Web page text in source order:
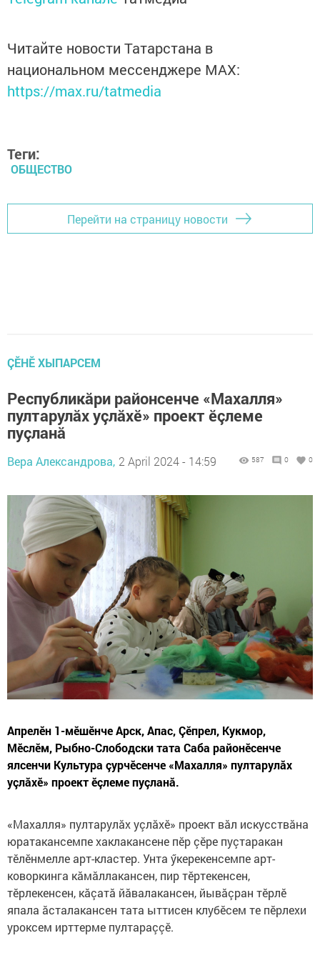
Читайте новости Татарстана в
национальном мессенджере MАХ:
https://max.ru/tatmedia
Теги:
ОБЩЕСТВО
Перейти на страницу новости
ÇӖНӖ ХЫПАРСЕМ
Республикăри районсенче «Махалля»
пултарулăх уçлăхӗ» проект ӗçлеме
пуçланă
Вера Александрова, 2 April 2024 - 14:59 587 0 0
Апрелӗн 1-мӗшӗнче Арск, Апас, Çӗпрел, Кукмор,
Мӗслӗм, Рыбно-Слободски тата Саба районӗсенче
ялсенчи Культура çурчӗсенче «Махалля» пултарулăх
уçлăхӗ» проект ӗçлеме пуçланă.
«Махалля» пултарулăх уçлăхӗ» проект вăл искусствăна
юратакансемпе хаклакансене пӗр çӗре пуçтаракан
тӗлӗнмелле арт-кластер. Унта ӳкерекенсемпе арт-
коворкинга кăмăллакансен, пир тӗртекенсен,
тӗрлекенсен, кăçатă йăвалакансен, йывăçран тӗрлӗ
япала ăсталакансен тата ыттисен клубӗсем те пӗрлехи
уроксем ирттерме пултараççӗ.